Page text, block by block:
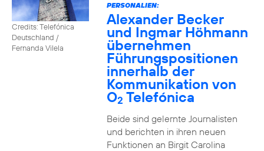
Credits: Telefónica
Deutschland /
Fernanda Vilela
PERSONALIEN:
Alexander Becker
und Ingmar Höhmann
übernehmen
Führungspositionen
innerhalb der
Kommunikation von
O2 Telefónica
Beide sind gelernte Journalisten
und berichten in ihren neuen
Funktionen an Birgit Carolina